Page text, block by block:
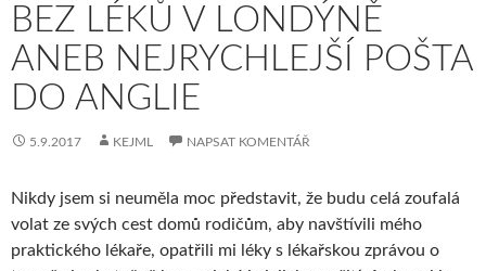
BEZ LÉKŮ V LONDÝNĚ
ANEB NEJRYCHLEJŠÍ POŠTA
DO ANGLIE
5.9.2017 KEJML NAPSAT KOMENTÁŘ
Nikdy jsem si neuměla moc představit, že budu celá zoufalá
volat ze svých cest domů rodičům, aby navštívili mého
praktického lékaře, opatřili mi léky s lékařskou zprávou o